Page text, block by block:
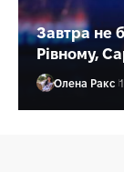
Завтра не
Рівному,
Олена Ракс